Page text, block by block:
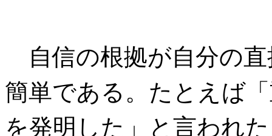
自信の根拠が自分の
簡単である。たとえば
を発明した」と言われ